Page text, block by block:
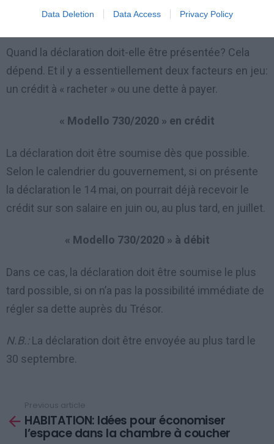
Data Deletion Data Access Privacy Policy
QUAND CONVIENT-IL DE PRÉSENTER
Quand la déclaration doit-elle être présentée? Cela
dépend. Et il y a essentiellement deux facteurs en jeu:
un crédit à « racheter » ou une dette à payer.
« Modello 730/2020 » en crédit
La déclaration doit être soumise dès que possible.
Selon le calendrier du gouvernement, si on présente
la déclaration le 14 mai, on pourrait déjà recevoir le
crédit sur son salaire en juin ou, au plus tard, en juillet.
« Modello 730/2020 » à débit
Dans ce cas, la déclaration doit être soumise le plus
tard possible, si on n’a pas la possibilité immédiate de
régler sa dette auprès du Trésor.
N.B.:La déclaration doit être envoyée au plus tard le
30 septembre.
more
Previous article
HABITATION: Idées pour économiser
l’espace dans la chambre à coucher